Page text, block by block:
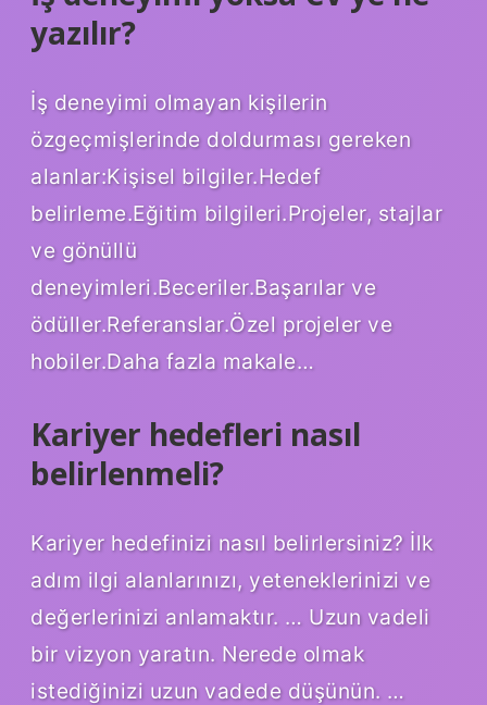
yazılır?
İş deneyimi olmayan kişilerin
özgeçmişlerinde doldurması gereken
alanlar:Kişisel bilgiler.Hedef
belirleme.Eğitim bilgileri.Projeler, stajlar
ve gönüllü
deneyimleri.Beceriler.Başarılar ve
ödüller.Referanslar.Özel projeler ve
hobiler.Daha fazla makale…
Kariyer hedefleri nasıl
belirlenmeli?
Kariyer hedefinizi nasıl belirlersiniz? İlk
adım ilgi alanlarınızı, yeteneklerinizi ve
değerlerinizi anlamaktır. … Uzun vadeli
bir vizyon yaratın. Nerede olmak
istediğinizi uzun vadede düşünün. …